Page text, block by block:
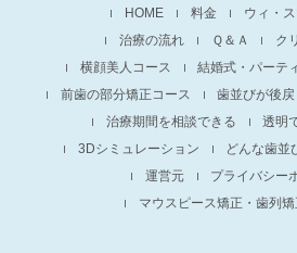
HOME 料金
ウィ・
治療の流れ
Ｑ＆Ａ
ク
横顔美人コース
結婚式・パーテ
前歯の部分矯正コース
歯並びが後
治療期間を相談できる
透明
3Dシミュレーション
どんな歯並
運営元
プライバシー
マウスピース矯正・歯列